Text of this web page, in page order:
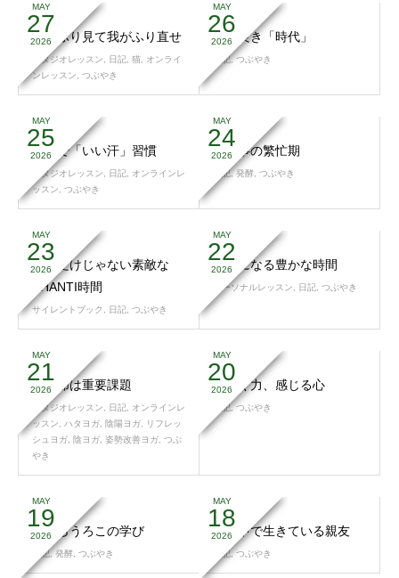
MAY
27
2026
猫のふり見て我がふり直せ
スタジオレッスン 日記 猫
オンライ
ンレッスン
つぶやき
MAY
26
2026
古き良き「時代」
日記,つぶやき
MAY
25
2026
ヨガで「いい汗」習慣
スタジオレッスン 日記
オンラインレ
ッスン
つぶやき
MAY
24
2026
手仕事の繁忙期
日記,発酵 つぶやき
MAY
23
2026
ヨガだけじゃない素敵な
SHANTI時間
サイレントブック 日記 つぶやき
MAY
22
2026
豊かになる豊かな時間
パーソナルレッスン 日記 つぶやき
MAY
21
2026
股関節は重要課題
スタジオレッスン 日記
オンラインレ
ッスン
ハタヨガ 陰陽ヨガ
リフレッ
シュヨガ
陰ヨガ 姿勢改善ヨガ つぶ
やき
MAY
20
2026
気づく力、感じる心
日記,つぶやき
MAY
19
2026
目からうろこの学び
日記,発酵 つぶやき
MAY
18
2026
心の中で生きている親友
日記,つぶやき